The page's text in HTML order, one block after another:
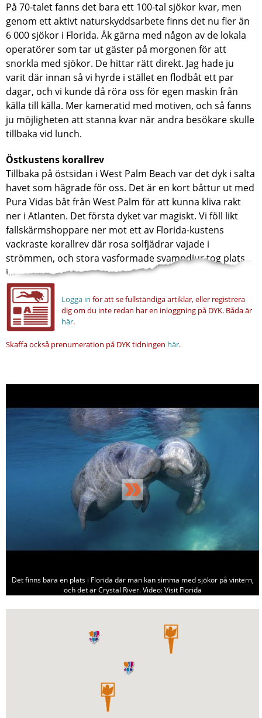
På 70-talet fanns det bara ett 100-tal sjökor kvar, men
genom ett aktivt naturskyddsarbete finns det nu fler än
6 000 sjökor i Florida. Åk gärna med någon av de lokala
operatörer som tar ut gäster på morgonen för att
snorkla med sjökor. De hittar rätt direkt. Jag hade ju
varit där innan så vi hyrde i stället en flodbåt ett par
dagar, och vi kunde då röra oss för egen maskin från
källa till källa. Mer kameratid med motiven, och så fanns
ju möjligheten att stanna kvar när andra besökare skulle
tillbaka vid lunch.
Östkustens korallrev
Tillbaka på östsidan i West Palm Beach var det dyk i salta
havet som hägrade för oss. Det är en kort båttur ut med
Pura Vidas båt från West Palm för att kunna kliva rakt
ner i Atlanten. Det första dyket var magiskt. Vi föll likt
fallskärmshoppare ner mot ett av Florida-kustens
vackraste korallrev där rosa solfjädrar vajade i
strömmen, och stora vasformade svampdjur tog plats
i...
Logga in för att se fullständiga artiklar, eller registrera
dig om du inte redan har en inloggning på DYK. Båda är
här.
Skaffa också prenumeration på DYK tidningen här.
Det finns bara en plats i Florida där man kan simma med sjökor på vintern,
och det är Crystal River. Video: Visit Florida